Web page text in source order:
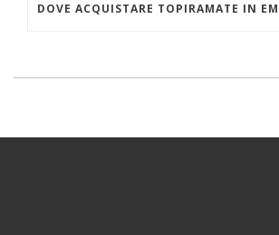
DOVE ACQUISTARE TOPIRAMATE IN